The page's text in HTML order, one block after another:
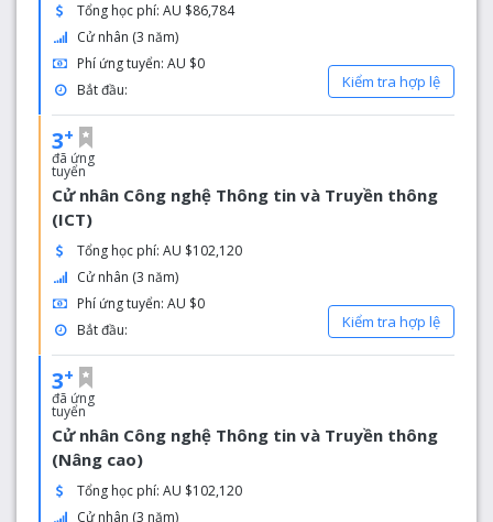
Tổng học phí: AU $86,784
Cử nhân (3 năm)
Phí ứng tuyển: AU $0
Bắt đầu:
Kiểm tra hợp lệ
3+
đã ứng
tuyển
Cử nhân Công nghệ Thông tin và Truyền thông
(ICT)
Tổng học phí: AU $102,120
Cử nhân (3 năm)
Phí ứng tuyển: AU $0
Bắt đầu:
Kiểm tra hợp lệ
3+
đã ứng
tuyển
Cử nhân Công nghệ Thông tin và Truyền thông
(Nâng cao)
Tổng học phí: AU $102,120
Cử nhân (3 năm)